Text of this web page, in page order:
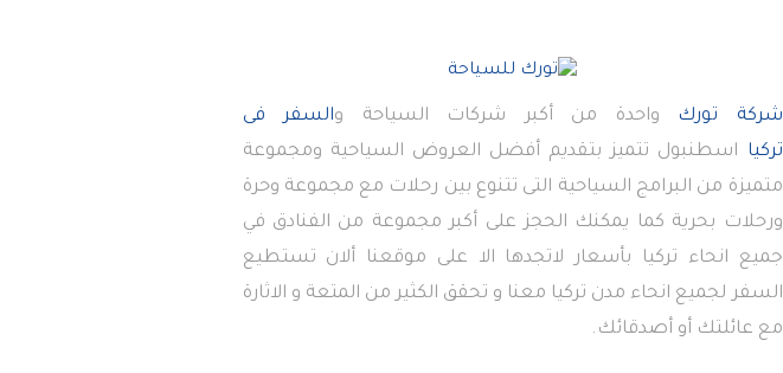
شركة تورك واحدة من أكبر شركات السياحة والسفر فى
تركيا اسطنبول تتميز بتقديم أفضل العروض السياحية ومجموعة
متميزة من البرامج السياحية التى تتنوع بين رحلات مع مجموعة وحرة
ورحلات بحرية كما يمكنك الحجز على أكبر مجموعة من الفنادق في
جميع انحاء تركيا بأسعار لاتجدها الا على موقعنا ألان تستطيع
السفر لجميع انحاء مدن تركيا معنا و تحقق الكثير من المتعة و الاثارة
مع عائلتك أو أصدقائك.